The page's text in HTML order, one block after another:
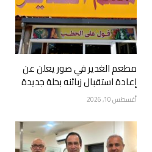
مطعم الغدير في صور يعلن عن
إعادة استقبال زبائنه بحلة جديدة
أغسطس 10, 2026